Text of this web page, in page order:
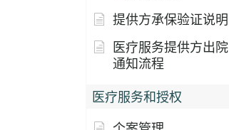
提供方承保验证说明
医疗服务提供方出院
通知流程
医疗服务和授权